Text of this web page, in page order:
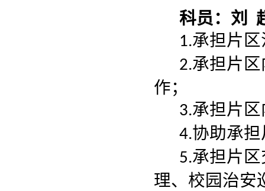
科员：刘
1.承担片
2.承担片
作；
3.承担片
4.协助承
5.承担片
理、校园治安